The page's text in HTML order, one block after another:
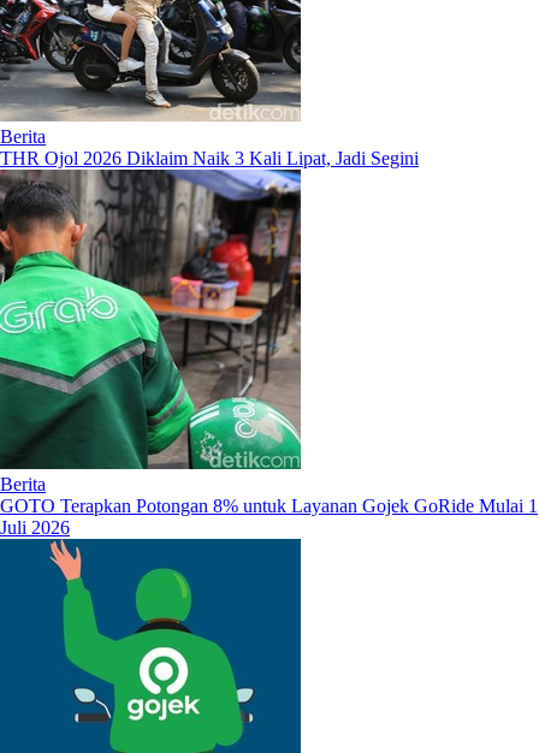
Berita
THR Ojol 2026 Diklaim Naik 3 Kali Lipat, Jadi Segini
Berita
GOTO Terapkan Potongan 8% untuk Layanan Gojek GoRide Mulai 1
Juli 2026